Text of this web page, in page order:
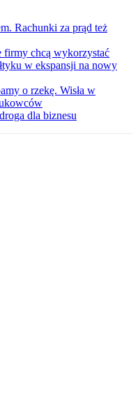
Rachunki za prąd też
firmy chcą wykorzystać
w ekspansji na nowy
o rzekę. Wisła w
dla biznesu